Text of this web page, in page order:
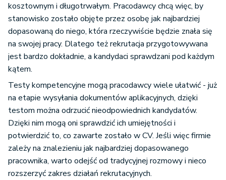
kosztownym i długotrwałym. Pracodawcy chcą więc, by
stanowisko zostało objęte przez osobę jak najbardziej
dopasowaną do niego, która rzeczywiście będzie znała się
na swojej pracy. Dlatego też rekrutacja przygotowywana
jest bardzo dokładnie, a kandydaci sprawdzani pod każdym
kątem.
Testy kompetencyjne mogą pracodawcy wiele ułatwić - już
na etapie wysyłania dokumentów aplikacyjnych, dzięki
testom można odrzucić nieodpowiednich kandydatów.
Dzięki nim mogą oni sprawdzić ich umiejętności i
potwierdzić to, co zawarte zostało w CV. Jeśli więc firmie
zależy na znalezieniu jak najbardziej dopasowanego
pracownika, warto odejść od tradycyjnej rozmowy i nieco
rozszerzyć zakres działań rekrutacyjnych.